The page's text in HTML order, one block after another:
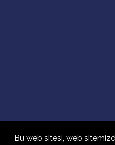
Bu web sitesi, web